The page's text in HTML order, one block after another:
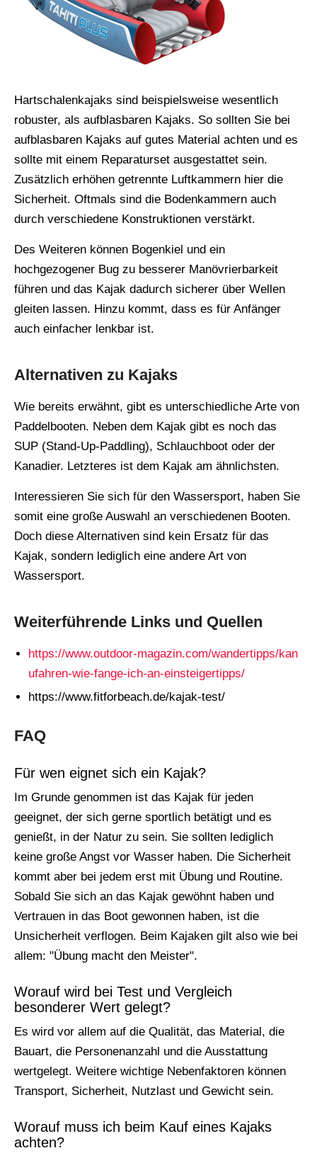
Hartschalenkajaks sind beispielsweise wesentlich
robuster, als aufblasbaren Kajaks. So sollten Sie bei
aufblasbaren Kajaks auf gutes Material achten und es
sollte mit einem Reparaturset ausgestattet sein.
Zusätzlich erhöhen getrennte Luftkammern hier die
Sicherheit. Oftmals sind die Bodenkammern auch
durch verschiedene Konstruktionen verstärkt.
Des Weiteren können Bogenkiel und ein
hochgezogener Bug zu besserer Manövrierbarkeit
führen und das Kajak dadurch sicherer über Wellen
gleiten lassen. Hinzu kommt, dass es für Anfänger
auch einfacher lenkbar ist.
Alternativen zu Kajaks
Wie bereits erwähnt, gibt es unterschiedliche Arte von
Paddelbooten. Neben dem Kajak gibt es noch das
SUP (Stand-Up-Paddling), Schlauchboot oder der
Kanadier. Letzteres ist dem Kajak am ähnlichsten.
Interessieren Sie sich für den Wassersport, haben Sie
somit eine große Auswahl an verschiedenen Booten.
Doch diese Alternativen sind kein Ersatz für das
Kajak, sondern lediglich eine andere Art von
Wassersport.
Weiterführende Links und Quellen
https://www.outdoor-magazin.com/wandertipps/kan
ufahren-wie-fange-ich-an-einsteigertipps/
https://www.fitforbeach.de/kajak-test/
FAQ
Für wen eignet sich ein Kajak?
Im Grunde genommen ist das Kajak für jeden
geeignet, der sich gerne sportlich betätigt und es
genießt, in der Natur zu sein. Sie sollten lediglich
keine große Angst vor Wasser haben. Die Sicherheit
kommt aber bei jedem erst mit Übung und Routine.
Sobald Sie sich an das Kajak gewöhnt haben und
Vertrauen in das Boot gewonnen haben, ist die
Unsicherheit verflogen. Beim Kajaken gilt also wie bei
allem: "Übung macht den Meister".
Worauf wird bei Test und Vergleich
besonderer Wert gelegt?
Es wird vor allem auf die Qualität, das Material, die
Bauart, die Personenanzahl und die Ausstattung
wertgelegt. Weitere wichtige Nebenfaktoren können
Transport, Sicherheit, Nutzlast und Gewicht sein.
Worauf muss ich beim Kauf eines Kajaks
achten?